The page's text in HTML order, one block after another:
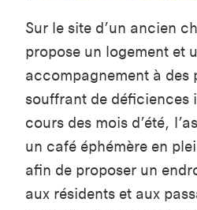
Sur le site d’un ancien
propose un logement et
accompagnement à des
souffrant de déficiences
cours des mois d’été,
un café éphémère en
afin de proposer un
aux résidents et aux